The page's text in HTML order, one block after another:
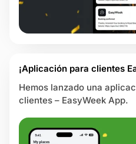
¡Aplicación para clientes
Hemos lanzado una
clientes – EasyWeek App.